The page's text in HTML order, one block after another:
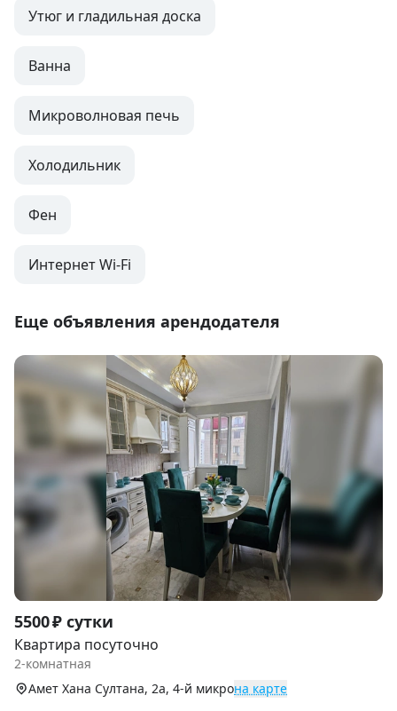
Утюг и гладильная доска
Ванна
Микроволновая печь
Холодильник
Фен
Интернет Wi-Fi
Еще объявления арендодателя
Item
1
of
9
5500 ₽ сутки
Квартира посуточно
2-комнатная
Амет Хана Султана, 2а, 4-й микрона карте